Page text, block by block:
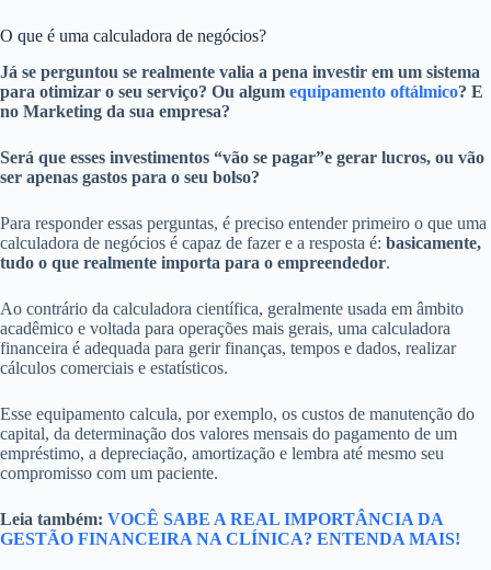
O que é uma calculadora de negócios?
Já se perguntou se realmente valia a pena investir em um sistema
para otimizar o seu serviço? Ou algum equipamento oftálmico? E
no Marketing da sua empresa?
Será que esses investimentos “vão se pagar”e gerar lucros, ou vão
ser apenas gastos para o seu bolso?
Para responder essas perguntas, é preciso entender primeiro o que uma
calculadora de negócios é capaz de fazer e a resposta é: basicamente,
tudo o que realmente importa para o empreendedor.
Ao contrário da calculadora científica, geralmente usada em âmbito
acadêmico e voltada para operações mais gerais, uma calculadora
financeira é adequada para gerir finanças, tempos e dados, realizar
cálculos comerciais e estatísticos.
Esse equipamento calcula, por exemplo, os custos de manutenção do
capital, da determinação dos valores mensais do pagamento de um
empréstimo, a depreciação, amortização e lembra até mesmo seu
compromisso com um paciente.
Leia também: VOCÊ SABE A REAL IMPORTÂNCIA DA
GESTÃO FINANCEIRA NA CLÍNICA? ENTENDA MAIS!